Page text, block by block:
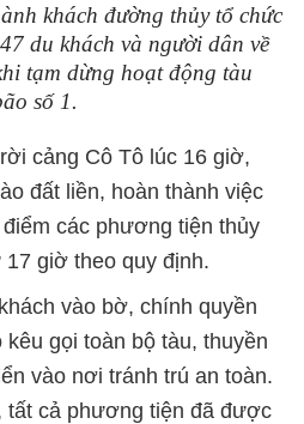
khách đường thủy tổ chức
du khách và người dân về
tạm dừng hoạt động tàu
số 1.
cảng Cô Tô lúc 16 giờ,
đất liền, hoàn thành việc
các phương tiện thủy
giờ theo quy định.
vào bờ, chính quyền
gọi toàn bộ tàu, thuyền
vào nơi tránh trú an toàn.
tất cả phương tiện đã được